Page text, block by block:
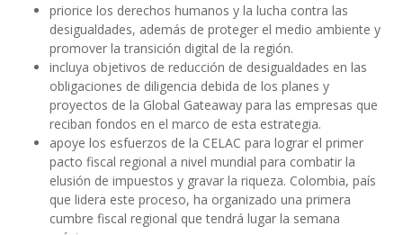
priorice los derechos humanos y la lucha contra las
desigualdades, además de proteger el medio ambiente y
promover la transición digital de la región.
incluya objetivos de reducción de desigualdades en las
obligaciones de diligencia debida de los planes y
proyectos de la Global Gateaway para las empresas que
reciban fondos en el marco de esta estrategia.
apoye los esfuerzos de la CELAC para lograr el primer
pacto fiscal regional a nivel mundial para combatir la
elusión de impuestos y gravar la riqueza. Colombia, país
que lidera este proceso, ha organizado una primera
cumbre fiscal regional que tendrá lugar la semana